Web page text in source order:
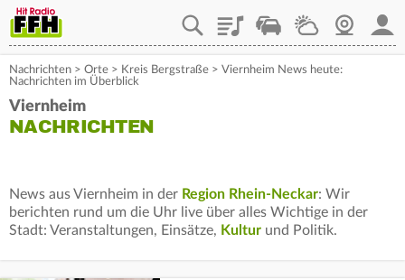
PlaylistStaupilotWetterWebcam
Nachrichten > Orte > Kreis Bergstraße > Viernheim News heute:
Nachrichten im Überblick
Viernheim
NACHRICHTEN
News aus Viernheim in der Region Rhein-Neckar: Wir
berichten rund um die Uhr live über alles Wichtige in der
Stadt: Veranstaltungen, Einsätze, Kultur und Politik.